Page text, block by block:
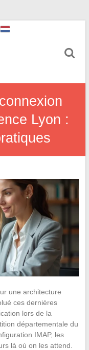
Lyon :
une architecture
ces dernières
lors de la
départementale du
IMAP, les
là où on les attend.